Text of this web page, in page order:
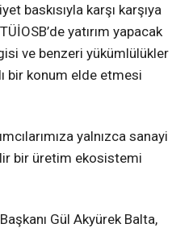
baskısıyla karşı karşıya
yatırım yapacak
ve benzeri yükümlülükler
bir konum elde etmesi
yalnızca sanayi
bir üretim ekosistemi
Gül Akyürek Balta,